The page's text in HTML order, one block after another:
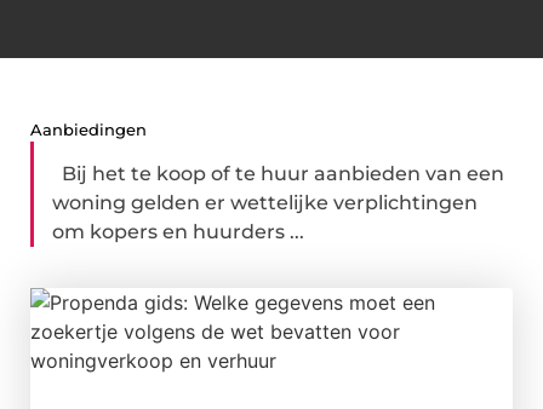
Aanbiedingen
Bij het te koop of te huur aanbieden van een
woning gelden er wettelijke verplichtingen
om kopers en huurders ...